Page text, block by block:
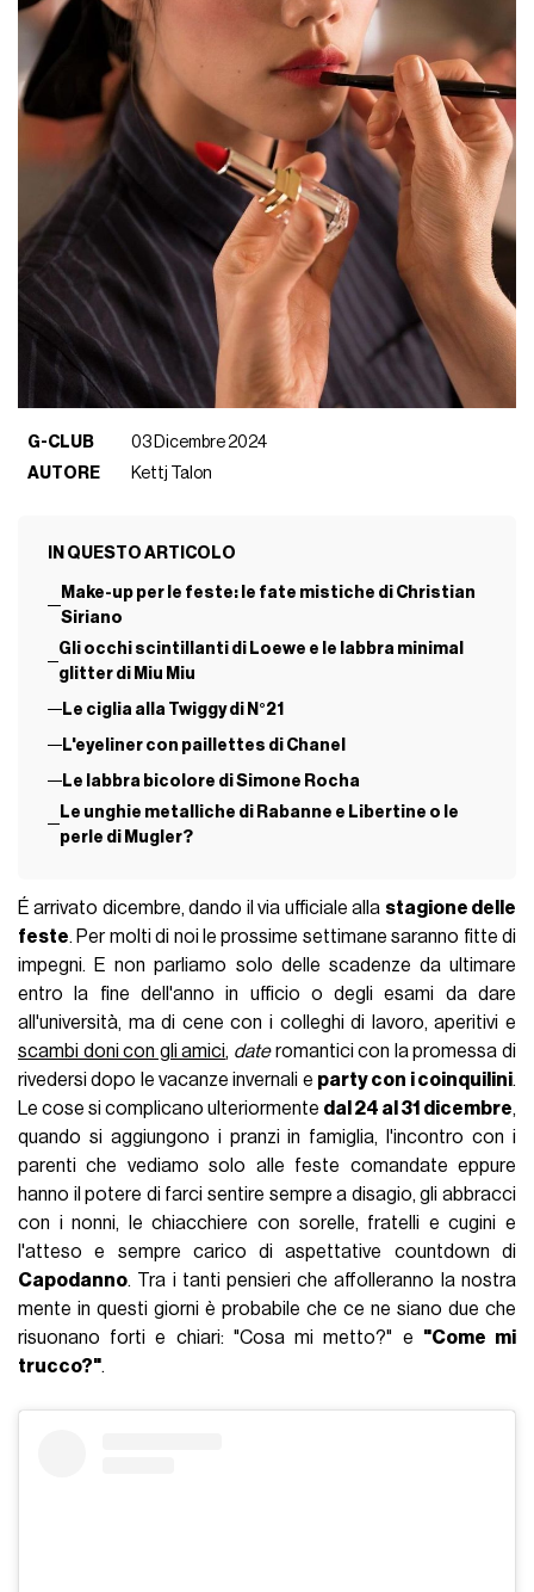
G-CLUB
03 Dicembre 2024
AUTORE
Kettj Talon
IN QUESTO ARTICOLO
Make-up per le feste: le fate mistiche di Christian
Siriano
Gli occhi scintillanti di Loewe e le labbra minimal
glitter di Miu Miu
Le ciglia alla Twiggy di N°21
L'eyeliner con paillettes di Chanel
Le labbra bicolore di Simone Rocha
Le unghie metalliche di Rabanne e Libertine o le
perle di Mugler?
É arrivato dicembre, dando il via ufficiale alla stagione delle
feste. Per molti di noi le prossime settimane saranno fitte di
impegni. E non parliamo solo delle scadenze da ultimare
entro la fine dell'anno in ufficio o degli esami da dare
all'università, ma di cene con i colleghi di lavoro, aperitivi e
scambi doni con gli amici, dateromantici con la promessa di
rivedersi dopo le vacanze invernali e party con i coinquilini.
Le cose si complicano ulteriormente dal 24 al 31 dicembre,
quando si aggiungono i pranzi in famiglia, l'incontro con i
parenti che vediamo solo alle feste comandate eppure
hanno il potere di farci sentire sempre a disagio, gli abbracci
con i nonni, le chiacchiere con sorelle, fratelli e cugini e
l'atteso e sempre carico di aspettative countdown di
Capodanno. Tra i tanti pensieri che affolleranno la nostra
mente in questi giorni è probabile che ce ne siano due che
risuonano forti e chiari: "Cosa mi metto?" e "Come mi
trucco?".